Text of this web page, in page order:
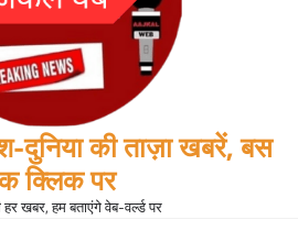
दुनिया की ताज़ा खबरें, बस
क्लिक पर
खबर, हम बताएंगे वेब-वर्ल्ड पर